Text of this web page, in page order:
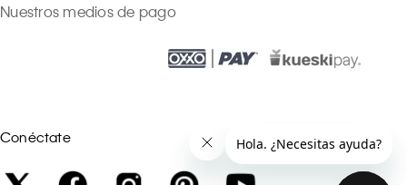
Nuestros medios de pago
Conéctate